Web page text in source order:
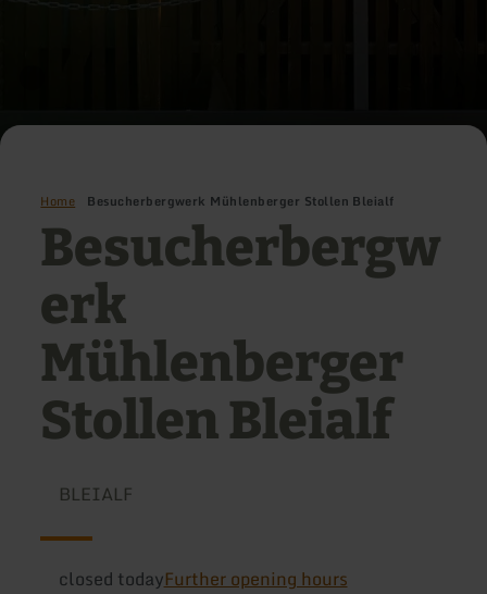
Home Besucherbergwerk Mühlenberger Stollen Bleialf
Besucherbergw
erk
Mühlenberger
Stollen Bleialf
BLEIALF
closed todayFurther opening hours